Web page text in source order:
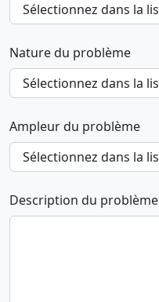
Nature du problème
Ampleur du problème
Description du problème